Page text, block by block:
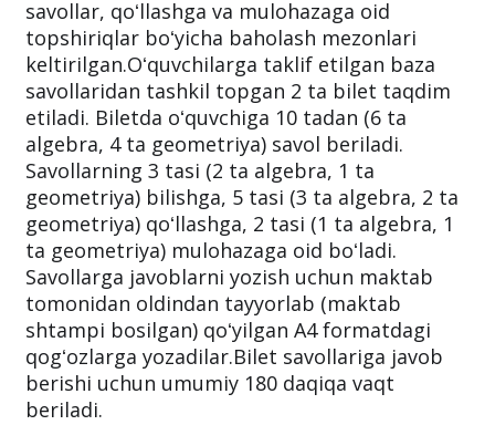
savollar, qoʻllashga va mulohazaga oid
topshiriqlar boʻyicha baholash mezonlari
keltirilgan.Oʻquvchilarga taklif etilgan baza
savollaridan tashkil topgan 2 ta bilet taqdim
etiladi. Biletda oʻquvchiga 10 tadan (6 ta
algebra, 4 ta geometriya) savol beriladi.
Savollarning 3 tasi (2 ta algebra, 1 ta
geometriya) bilishga, 5 tasi (3 ta algebra, 2 ta
geometriya) qoʻllashga, 2 tasi (1 ta algebra, 1
ta geometriya) mulohazaga oid boʻladi.
Savollarga javoblarni yozish uchun maktab
tomonidan oldindan tayyorlab (maktab
shtampi bosilgan) qoʻyilgan A4 formatdagi
qogʻozlarga yozadilar.Bilet savollariga javob
berishi uchun umumiy 180 daqiqa vaqt
beriladi.